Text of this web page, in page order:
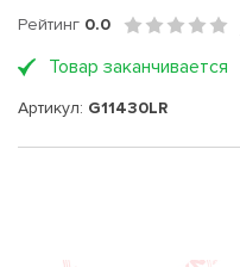
Рейтинг 0.0
Товар заканчивается
Артикул: G11430LR